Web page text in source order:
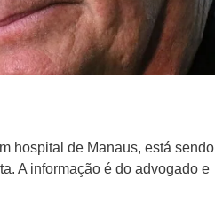
hospital de Manaus, está sendo
A informação é do advogado e